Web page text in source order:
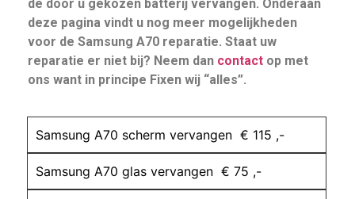
de door u gekozen batterij vervangen. Onderaan
deze pagina vindt u nog meer mogelijkheden
voor de Samsung A70 reparatie. Staat uw
reparatie er niet bij? Neem dan contact op met
ons want in principe Fixen wij “alles”.
Samsung A70 scherm vervangen € 115 ,-
Samsung A70 glas vervangen € 75 ,-